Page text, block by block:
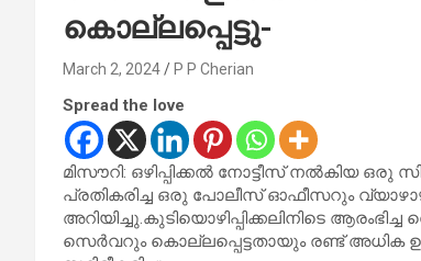
കൊല്ലപ്പെട്ടു-
March 2, 2024 P P Cherian
Spread the love
മിസൗറി: ഒഴിപ്പിക്കൽ നോട്ടീസ് നൽകിയ
പ്രതികരിച്ച ഒരു പോലീസ് ഓഫീസറും
അറിയിച്ചു.കുടിയൊഴിപ്പിക്കലിനിടെ
സെർവറും കൊല്ലപ്പെട്ടതായും രണ്ട് അധിക